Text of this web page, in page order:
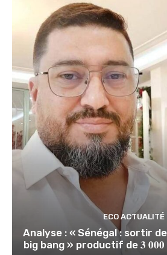
ECO ACTUALITÉ
Analyse : « Sénégal : sortir
big bang » productif de 𝟑